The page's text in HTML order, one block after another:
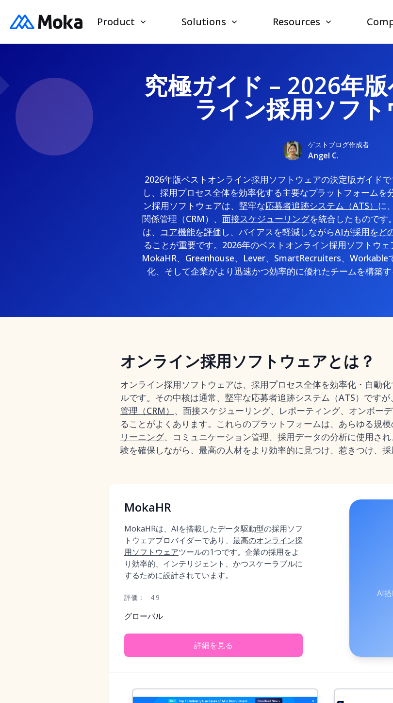
Product Solutions Resources
究極ガイド – 2026年
ライン採用ソフ
ゲストブログ作成者
Angel C.
2026年版ベストオンライン採用ソフトウェアの決定版ガイド
し、採用プロセス全体を効率化する主要なプラットフォームを
ン採用ソフトウェアは、堅牢な応募者追跡システム（ATS） に
関係管理（CRM）、 面接スケジューリングを統合したものです
は、 コア機能を評価 し、バイアスを軽減しながらAIが採用をど
ることが重要です。2026年のベストオンライン採用ソフトウェ
MokaHR、Greenhouse、Lever、SmartRecruiters、Workable
化、そして企業がより迅速かつ効率的に優れたチームを構築す
オンライン採用ソフトウェアとは？
オンライン採用ソフトウェアは、採用プロセス全体を効率化・自動
ルです。その中核は通常、堅牢な応募者追跡システム（ATS）ですが
管理（CRM） 、面接スケジューリング、レポーティング、オンボー
ることがよくあります。これらのプラットフォームは、あらゆる規模
リーニング、コミュニケーション管理、採用データの分析に使用さ
験を確保しながら、最高の人材をより効率的に見つけ、惹きつけ、採
MokaHR
MokaHRは、AIを搭載したデータ駆動型の採用ソフ
トウェアプロバイダーであり、 最高のオンライン採
用ソフトウェアツールの1つです。企業の採用をよ
り効率的、インテリジェント、かつスケーラブルに
するために設計されています。
評価： 4.9
グローバル
詳細を見る
AI